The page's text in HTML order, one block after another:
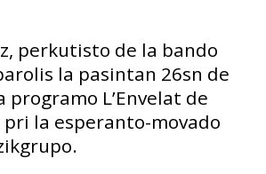
perkutisto de la bando
la pasintan 26sn de
programo L’Envelat de
pri la esperanto-movado